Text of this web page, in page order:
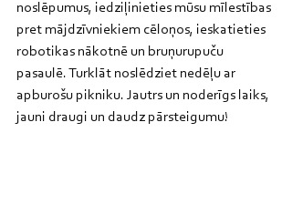
noslēpumus, iedziļinieties mūsu mīlestības
pret mājdzīvniekiem cēloņos, ieskatieties
robotikas nākotnē un bruņurupuču
pasaulē. Turklāt noslēdziet nedēļu ar
apburošu pikniku. Jautrs un noderīgs laiks,
jauni draugi un daudz pārsteigumu!